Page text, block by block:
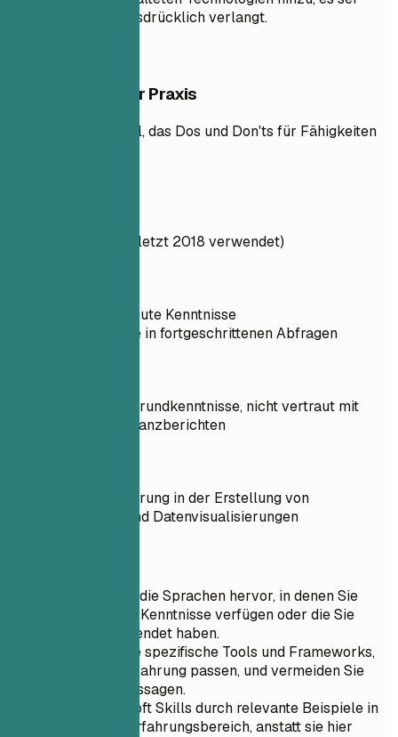
denn, sie werden ausdrücklich verlangt.
Beispiele aus der Praxis
Praktisches Beispiel, das Dos und Don'ts für Fähigkeiten
PHP: 60 % (zuletzt 2018 verwendet)
Python: Sehr gute Kenntnisse
SQL: Expertise in fortgeschrittenen Abfragen
QuickBooks: Grundkenntnisse, nicht vertraut mit
komplexen Finanzberichten
Tableau: Erfahrung in der Erstellung von
Dashboards und Datenvisualisierungen
Heben Sie nur die Sprachen hervor, in denen Sie
über fundierte Kenntnisse verfügen oder die Sie
kürzlich verwendet haben.
Verwenden Sie spezifische Tools und Frameworks,
die zu Ihrer Erfahrung passen, und vermeiden Sie
allgemeine Aussagen.
Betonen Sie Soft Skills durch relevante Beispiele in
Ihrem Berufserfahrungsbereich, anstatt sie hier